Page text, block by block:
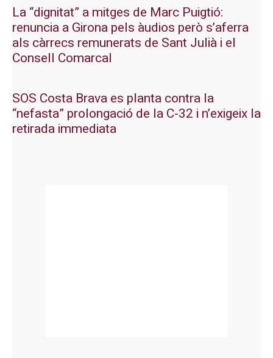
La “dignitat” a mitges de Marc Puigtió:
renuncia a Girona pels àudios però s’aferra
als càrrecs remunerats de Sant Julià i el
Consell Comarcal
SOS Costa Brava es planta contra la
“nefasta” prolongació de la C-32 i n’exigeix la
retirada immediata